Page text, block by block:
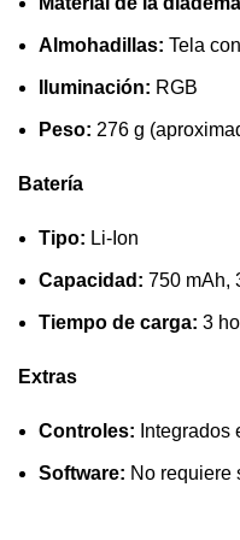
Almohadillas: Tela
Iluminación: RGB
Peso: 276 g
Batería
Tipo: Li-Ion
Capacidad: 750 mAh,
Tiempo de carga: 3
Extras
Controles: Integrados
Software: No requiere